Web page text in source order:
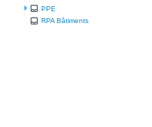
PPE
RPA Bâtiments